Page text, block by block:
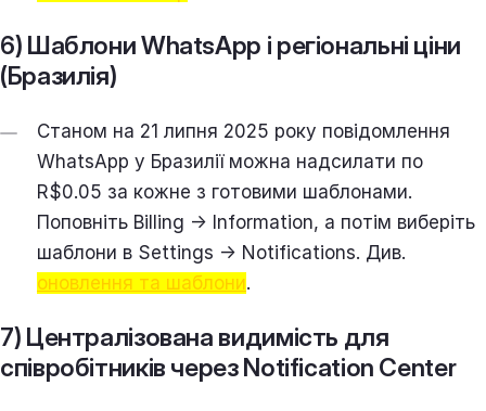
6) Шаблони WhatsApp і регіональні ціни
(Бразилія)
Станом на 21 липня 2025 року повідомлення
WhatsApp у Бразилії можна надсилати по
R$0.05 за кожне з готовими шаблонами.
Поповніть Billing → Information, а потім виберіть
шаблони в Settings → Notifications. Див.
оновлення та шаблони.
7) Централізована видимість для
співробітників через Notification Center